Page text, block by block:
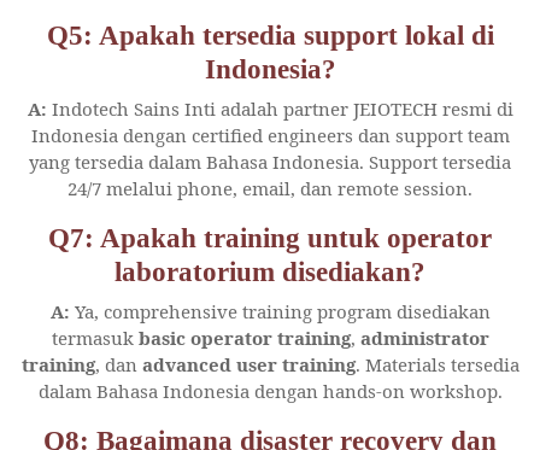
Q5: Apakah tersedia support lokal di
Indonesia?
A: Indotech Sains Inti adalah partner JEIOTECH resmi di
Indonesia dengan certified engineers dan support team
yang tersedia dalam Bahasa Indonesia. Support tersedia
24/7 melalui phone, email, dan remote session.
Q7: Apakah training untuk operator
laboratorium disediakan?
A: Ya, comprehensive training program disediakan
termasuk basic operator training, administrator
training, dan advanced user training. Materials tersedia
dalam Bahasa Indonesia dengan hands-on workshop.
Q8: Bagaimana disaster recovery dan